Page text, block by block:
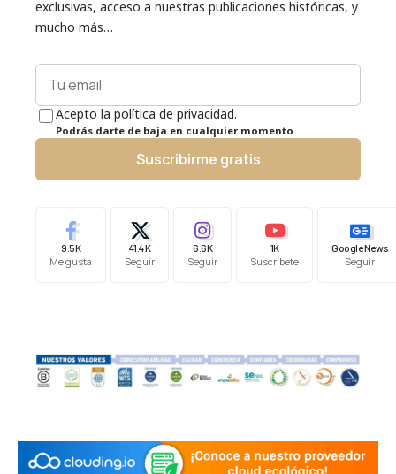
exclusivas, acceso a nuestras publicaciones históricas, y
mucho más…
Acepto la política de privacidad.
Podrás darte de baja en cualquier momento.
Suscribirme gratis
9.5K
Me gusta
41.4K
Seguir
6.6K
Seguir
1K
Suscríbete
Google News
Seguir